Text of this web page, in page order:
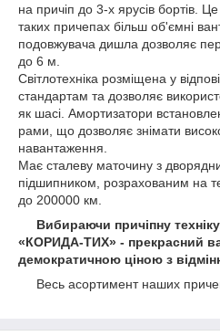
на причіп до 3-х ярусів бортів.
таких причепах більш об'ємні
подовжувача дишла дозволяє
до 6 м.
Світлотехніка розміщена у
стандартам та дозволяє
як шасі. Амортизатори
рами, що дозволяє знімати
навантаження.
Має сталеву маточину з
підшипником, розрахованим на
до 200000 км.
Вибираючи причіпну
«КОРИДА-ТИХ» - прекрасний
демократичною ціною з
Весь асортимент наших